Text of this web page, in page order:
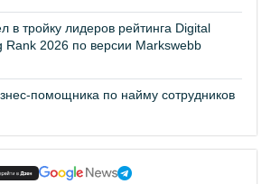
в тройку лидеров рейтинга Digital
Rank 2026 по версии Markswebb
помощника по найму сотрудников